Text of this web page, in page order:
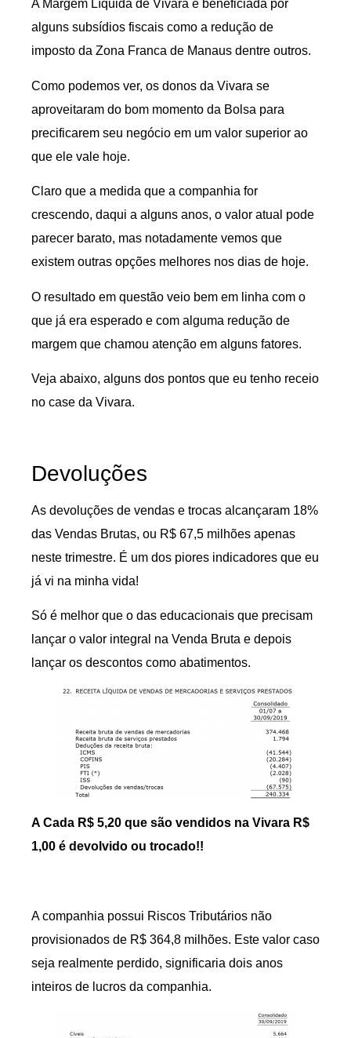
A Margem Líquida de Vivara é beneficiada por
alguns subsídios fiscais como a redução de
imposto da Zona Franca de Manaus dentre outros.
Como podemos ver, os donos da Vivara se
aproveitaram do bom momento da Bolsa para
precificarem seu negócio em um valor superior ao
que ele vale hoje.
Claro que a medida que a companhia for
crescendo, daqui a alguns anos, o valor atual pode
parecer barato, mas notadamente vemos que
existem outras opções melhores nos dias de hoje.
O resultado em questão veio bem em linha com o
que já era esperado e com alguma redução de
margem que chamou atenção em alguns fatores.
Veja abaixo, alguns dos pontos que eu tenho receio
no case da Vivara.
Devoluções
As devoluções de vendas e trocas alcançaram 18%
das Vendas Brutas, ou R$ 67,5 milhões apenas
neste trimestre. É um dos piores indicadores que eu
já vi na minha vida!
Só é melhor que o das educacionais que precisam
lançar o valor integral na Venda Bruta e depois
lançar os descontos como abatimentos.
A Cada R$ 5,20 que são vendidos na Vivara R$
1,00 é devolvido ou trocado!!
A companhia possui Riscos Tributários não
provisionados de R$ 364,8 milhões. Este valor caso
seja realmente perdido, significaria dois anos
inteiros de lucros da companhia.